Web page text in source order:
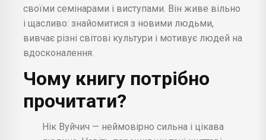
своїми семінарами і виступами. Він живе вільно
і щасливо: знайомитися з новими людьми,
вивчає різні світові культури і мотивує людей на
вдосконалення.
Чому книгу потрібно
прочитати?
Нік Вуйчич — неймовірно сильна і цікава